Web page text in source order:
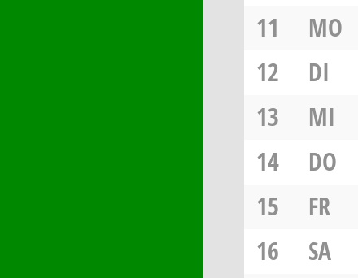
11
MO
12
DI
13
MI
14
DO
15
FR
16
SA